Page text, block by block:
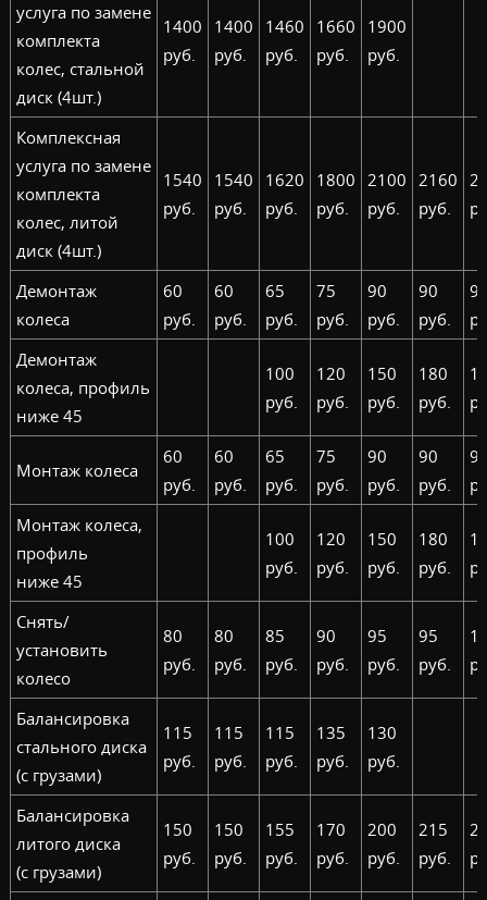
услуга по замене
комплекта
колес, стальной
диск (4шт.)
1400
руб.
1400
руб.
1460
руб.
1660
руб.
1900
руб.
Комплексная
услуга по замене
комплекта
колес, литой
диск (4шт.)
1540
руб.
1540
руб.
1620
руб.
1800
руб.
2100
руб.
2160
руб.
Демонтаж
колеса
60
руб.
60
руб.
65
руб.
75
руб.
90
руб.
90
руб.
Демонтаж
колеса, профиль
ниже 45
100
руб.
120
руб.
150
руб.
180
руб.
Монтаж колеса
60
руб.
60
руб.
65
руб.
75
руб.
90
руб.
90
руб.
Монтаж колеса,
профиль
ниже 45
100
руб.
120
руб.
150
руб.
180
руб.
Снять/
установить
колесо
80
руб.
80
руб.
85
руб.
90
руб.
95
руб.
95
руб.
Балансировка
стального диска
(с грузами)
115
руб.
115
руб.
115
руб.
135
руб.
130
руб.
Балансировка
литого диска
(с грузами)
150
руб.
150
руб.
155
руб.
170
руб.
200
руб.
215
руб.